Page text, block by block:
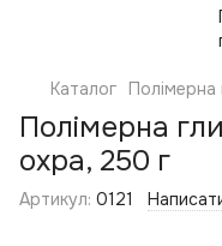
Каталог Полімерна
Полімерна
охра, 250 г
Артикул: 0121